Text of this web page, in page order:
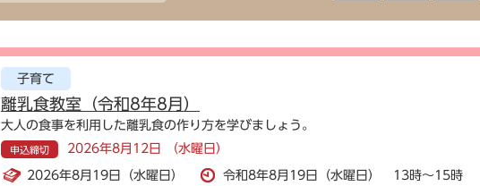
子育て
離乳食教室（令和8年8月）
大人の食事を利用した離乳食の作り方を学びましょう。
申込締切 2026年8月12日 （水曜日）
2026年8月19日（水曜日）
令和8年8月19日（水曜日） 13時～15時